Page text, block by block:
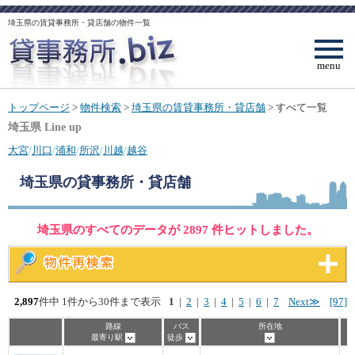
埼玉県の賃貸事務所・貸店舗の物件一覧
menu
トップページ > 物件検索 > 埼玉県の賃貸事務所・貸店舗 > すべて一覧
埼玉県 Line up
大宮/川口/浦和/所沢/川越/越谷
埼玉県の貸事務所・貸店舗
埼玉県のすべてのデータが 2897 件ヒットしました。
2,897件中 1件から30件まで表示 1 | 2 | 3 | 4 | 5 | 6 | 7 Next≫ [97]
路線
最寄り駅
バス
徒歩
所在地